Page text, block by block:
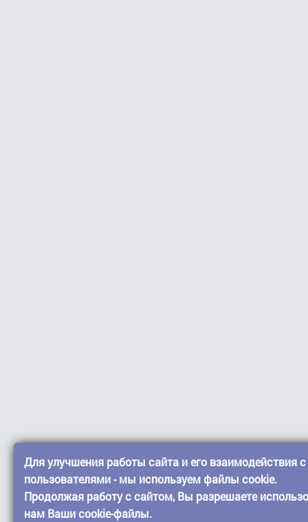
Для улучшения работы сайта и его взаимодействия с
пользователями - мы используем файлы cookie.
Продолжая работу с сайтом, Вы разрешаете
нам Ваши cookie-файлы.